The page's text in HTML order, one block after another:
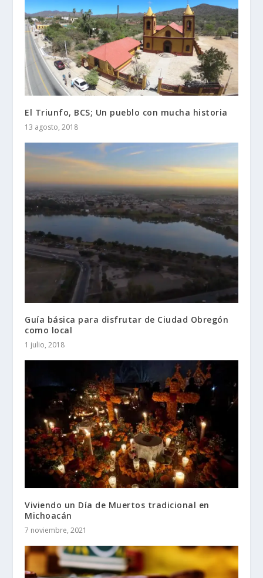
El Triunfo, BCS; Un pueblo con mucha historia
13 agosto, 2018
Guía básica para disfrutar de Ciudad Obregón
como local
1 julio, 2018
Viviendo un Día de Muertos tradicional en
Michoacán
7 noviembre, 2021